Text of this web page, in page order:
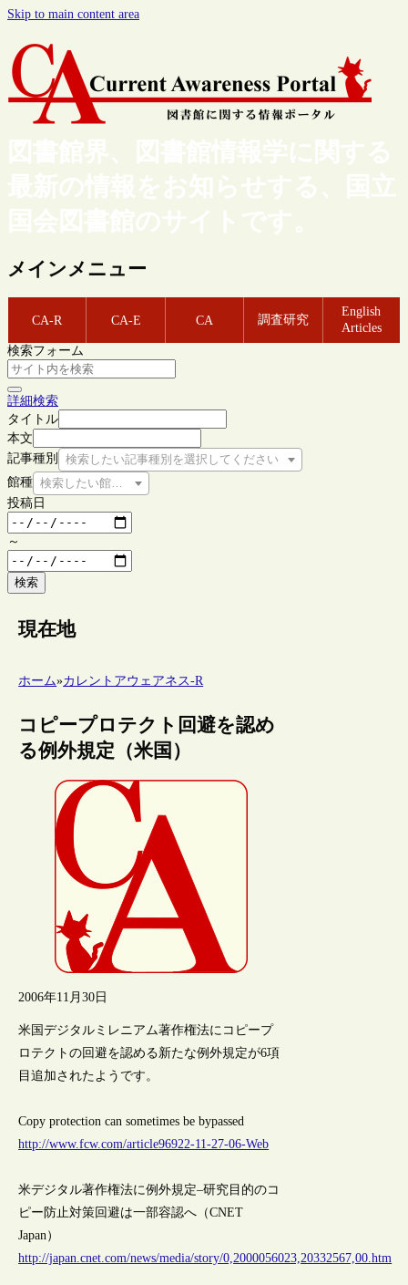
Skip to main content area
図書館界、図書館情報学に関する
最新の情報をお知らせする、国立
国会図書館のサイトです。
メインメニュー
CA-R CA-E CA 調査研究
English
Articles
検索フォーム
詳細検索
タイトル
本文
記事種別
検索したい記事種別を選択してください
館種 検索したい館種を選択してください
投稿日
～
検索
現在地
ホーム»カレントアウェアネス-R
コピープロテクト回避を認め
る例外規定（米国）
2006年11月30日
米国デジタルミレニアム著作権法にコピープ
ロテクトの回避を認める新たな例外規定が6項
目追加されたようです。
Copy protection can sometimes be bypassed
http://www.fcw.com/article96922-11-27-06-Web
米デジタル著作権法に例外規定–研究目的のコ
ピー防止対策回避は一部容認へ（CNET
Japan）
http://japan.cnet.com/news/media/story/0,2000056023,20332567,00.htm